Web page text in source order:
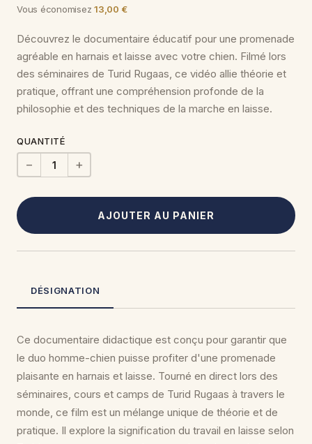
Vous économisez13,00 €
Découvrez le documentaire éducatif pour une promenade
agréable en harnais et laisse avec votre chien. Filmé lors
des séminaires de Turid Rugaas, ce vidéo allie théorie et
pratique, offrant une compréhension profonde de la
philosophie et des techniques de la marche en laisse.
QUANTITÉ
− +
AJOUTER AU PANIER
DÉSIGNATION
Ce documentaire didactique est conçu pour garantir que
le duo homme-chien puisse profiter d'une promenade
plaisante en harnais et laisse. Tourné en direct lors des
séminaires, cours et camps de Turid Rugaas à travers le
monde, ce film est un mélange unique de théorie et de
pratique. Il explore la signification du travail en laisse selon